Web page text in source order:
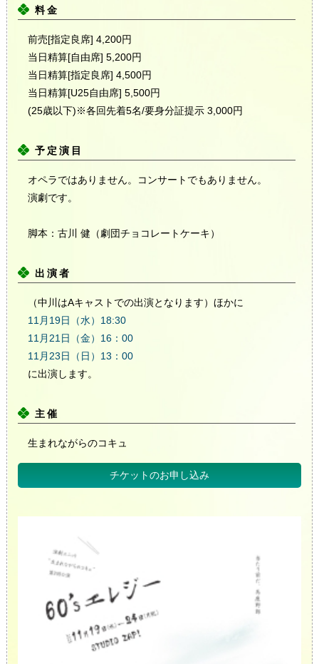
料金
前売[指定良席] 4,200円
当日精算[自由席] 5,200円
当日精算[指定良席] 4,500円
当日精算[U25自由席] 5,500円
(25歳以下)※各回先着5名/要身分証提示 3,000円
予定演目
オペラではありません。コンサートでもありません。
演劇です。
脚本：古川 健（劇団チョコレートケーキ）
出演者
（中川はAキャストでの出演となります）ほかに
11月19日（水）18:30
11月21日（金）16：00
11月23日（日）13：00
に出演します。
主催
生まれながらのコキュ
チケットのお申し込み